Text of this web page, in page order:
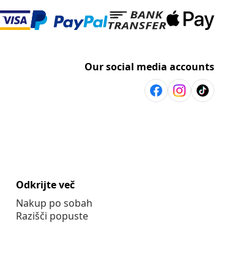
Our social media accounts
Odkrijte več
Nakup po sobah
Razišči popuste